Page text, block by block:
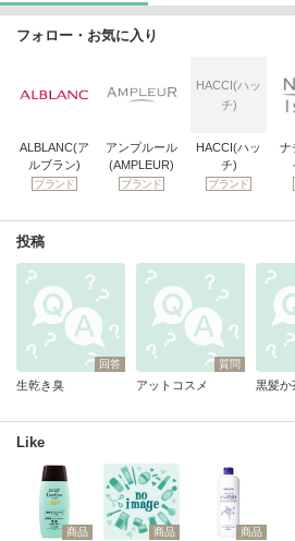
フォロー・お気に入り
ALBLANC(ア
ルブラン)
ブランド
アンプルール
(AMPLEUR)
ブランド
HACCI(ハッ
チ)
HACCI(ハッ
チ)
ブランド
ナ
投稿
回答
生乾き臭
質問
アットコスメ 黒髪か
Like
商品 商品 商品